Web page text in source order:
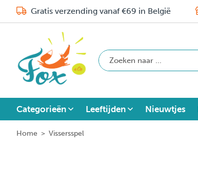
Gratis verzending vanaf €69 in België
Categorieën Leeftijden Nieuwtjes
Home > Vissersspel